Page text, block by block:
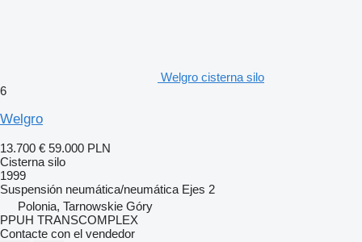
Welgro cisterna silo
6
Welgro
13.700 € 59.000 PLN
Cisterna silo
1999
Suspensión neumática/neumática Ejes 2
Polonia, Tarnowskie Góry
PPUH TRANSCOMPLEX
Contacte con el vendedor